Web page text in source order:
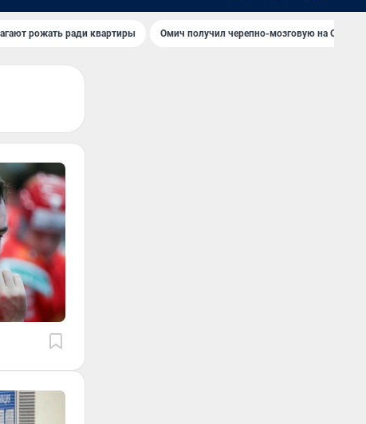
рожать ради квартиры Омич получил черепно-мозговую на ОНПЗ